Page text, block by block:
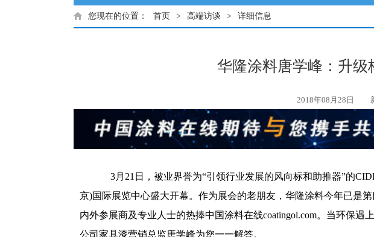
您现在的位置： 首页 > 高端访谈 > 详细信息
华隆涂料唐学峰：升
2018年08月28日
3月21日，被业界誉为“引领行业发展的风向标和助推器”的
京)国际展览中心盛大开幕。作为展会的老朋友，华隆涂料今年已是
内外参展商及专业人士的热捧中国涂料在线coatingol.com。当环保遇
公司家具漆营销总监唐学峰为您一一解答。